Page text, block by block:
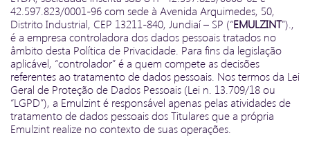
42.597.823/0001-96 com sede à Avenida Arquimedes, 50,
Distrito Industrial, CEP 13211-840, Jundiaí – SP (“EMULZINT”).,
é a empresa controladora dos dados pessoais tratados no
âmbito desta Política de Privacidade. Para fins da legislação
aplicável, “controlador” é a quem compete as decisões
referentes ao tratamento de dados pessoais. Nos termos da Lei
Geral de Proteção de Dados Pessoais (Lei n. 13.709/18 ou
“LGPD”), a Emulzint é responsável apenas pelas atividades de
tratamento de dados pessoais dos Titulares que a própria
Emulzint realize no contexto de suas operações.